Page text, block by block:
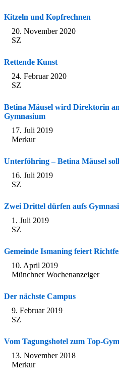
Kitzeln und Kopfrechnen
20. November 2020
SZ
Rettende Kunst
24. Februar 2020
SZ
Betina Mäusel wird Direktorin
Gymnasium
17. Juli 2019
Merkur
Unterföhring – Betina Mäusel
16. Juli 2019
SZ
Zwei Drittel dürfen aufs
1. Juli 2019
SZ
Gemeinde Ismaning feiert
10. April 2019
Münchner Wochenanzeiger
Der nächste Campus
9. Februar 2019
SZ
Vom Tagungshotel zum Top-
13. November 2018
Merkur